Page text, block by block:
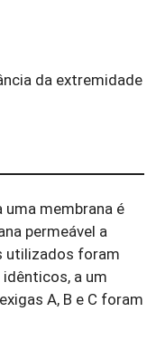
da extremidade
uma membrana é
permeável a
utilizados foram
a um
A, B e C foram